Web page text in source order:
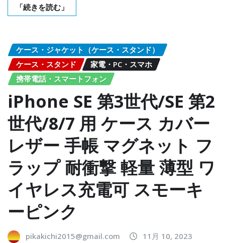
「続きを読む」
ケース・ジャケット（ケース・スタンド）
ケース・スタンド
家電・PC・スマホ
携帯電話・スマートフォン
iPhone SE 第3世代/SE 第2
世代/8/7 用 ケース カバー
レザー 手帳 マグネット フ
ラップ 耐衝撃 軽量 薄型 ワ
イヤレス充電可 スモーキ
ーピンク
pikakichi2015@gmail.com
11月 10, 2023